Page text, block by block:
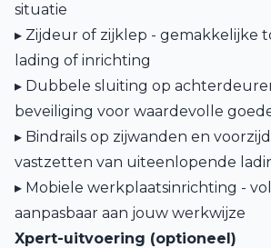
situatie
▸ Zijdeur of zijklep - gemakkelijke
lading of inrichting
▸ Dubbele sluiting op
beveiliging voor waardevolle
▸ Bindrails op zijwanden en
vastzetten van uiteenlopende
▸ Mobiele werkplaatsinrichting -
aanpasbaar aan jouw werkwijze
Xpert-uitvoering (optioneel)